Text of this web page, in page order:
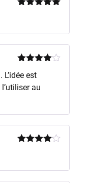
sur 5
est
au